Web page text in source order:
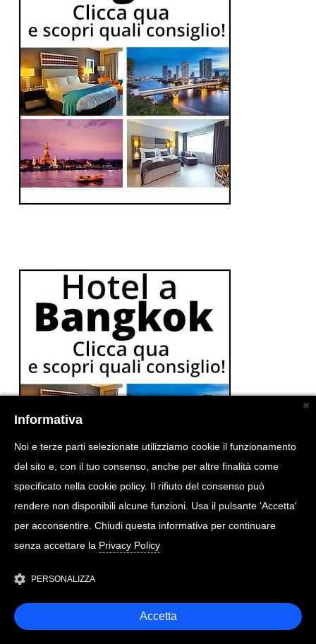
Informativa
Noi e terze parti selezionate utilizziamo cookie il funzionamento
del sito e, con il tuo consenso, anche per altre finalità come
specificato nella cookie policy. Il rifiuto del consenso può
rendere non disponibili alcune funzioni. Usa il pulsante 'Accetta'
per acconsentire. Chiudi questa informativa per continuare
senza accettare la Privacy Policy
PERSONALIZZA
Accetta